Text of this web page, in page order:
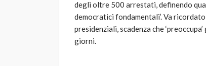
degli oltre 500 arrestati, definendo
democratici fondamentali’. Va
presidenziali, scadenza che
giorni.